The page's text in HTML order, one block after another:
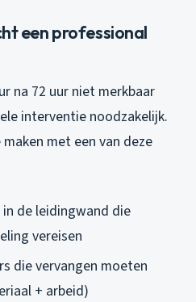
een professional
na 72 uur niet merkbaar
interventie noodzakelijk.
met een van deze
de leidingwand die
vereisen
die vervangen moeten
+ arbeid)